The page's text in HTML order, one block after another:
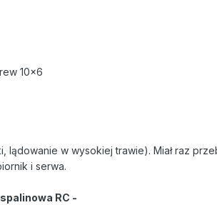
10x6
w wysokiej trawie). Miał raz
i serwa.
RC -